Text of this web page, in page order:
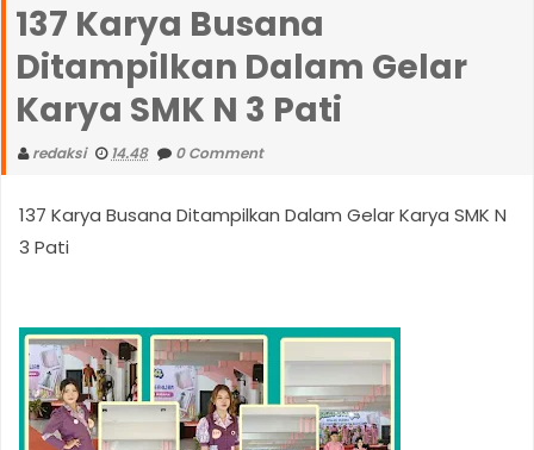
n
u
137 Karya Busana
Ditampilkan Dalam Gelar
Karya SMK N 3 Pati
redaksi 14.48 0 Comment
137 Karya Busana Ditampilkan Dalam Gelar Karya SMK N
3 Pati